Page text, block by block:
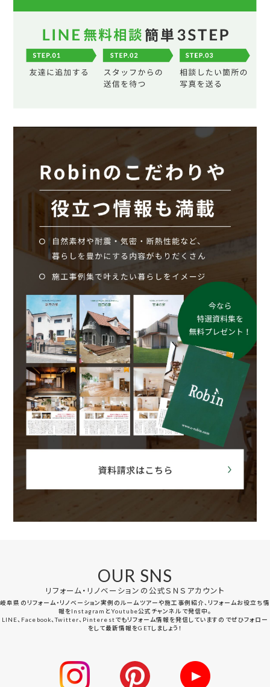
OUR SNS
リフォーム・リノベーションの公式ＳＮＳアカウント
岐阜県のリフォーム・リノベーション実例のルームツアーや施工事例紹介、リフォームお役立ち情
報をInstagramとYoutube公式チャンネルで発信中。
LINE、Facebook、Twitter、Pinterestでもリフォーム情報を発信していますのでぜひフォロー
をして最新情報をGETしましょう！